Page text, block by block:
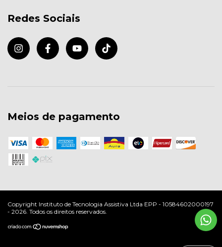
Redes Sociais
Meios de pagamento
Copyright Instituto de Tecnologia Assistiva Ltda EPP - 10584602000197
- 2026. Todos os direitos reservados.